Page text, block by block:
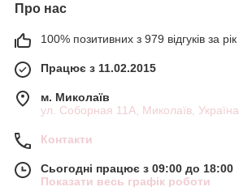
Про нас
100% позитивних з 979 відгуків за рік
Працює з 11.02.2015
м. Миколаїв
ул. Соборная 11А, Миколаїв, Україна
Контакти
Сьогодні працює з 09:00 до 18:00
Показати весь графік роботи